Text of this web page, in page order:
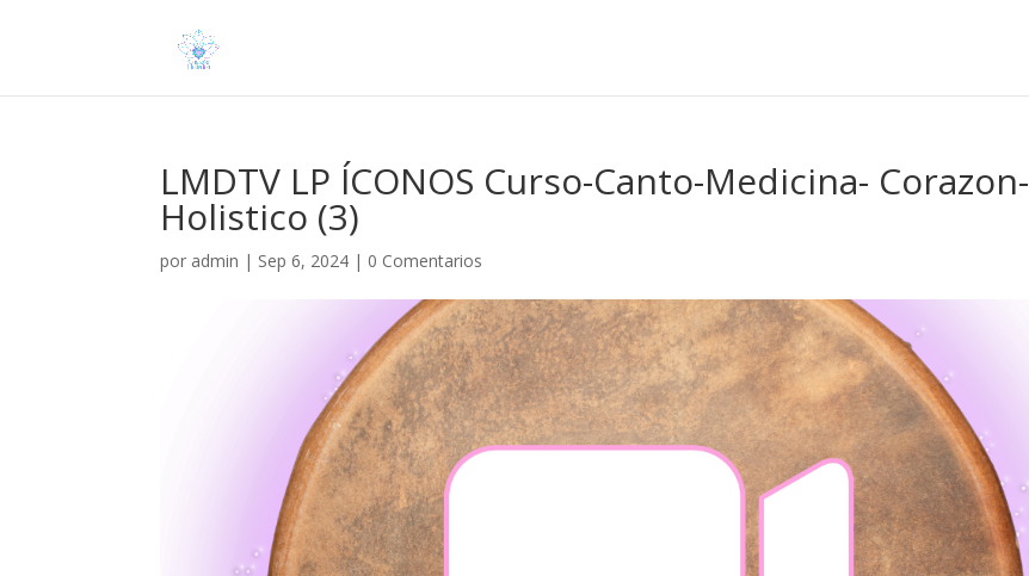
LMDTV LP ÍCONOS Curso-Canto-Medicina- Corazon-
Holistico (3)
por admin | Sep 6, 2024 | 0 Comentarios